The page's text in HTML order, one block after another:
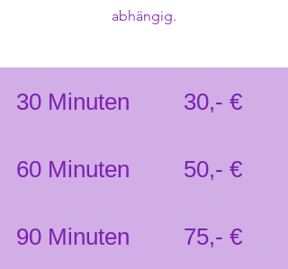
abhängig.
30 Minuten 30,- €
60 Minuten 50,- €
90 Minuten 75,- €